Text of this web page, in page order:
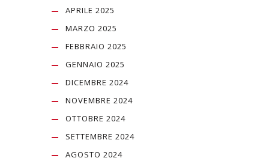
APRILE 2025
MARZO 2025
FEBBRAIO 2025
GENNAIO 2025
DICEMBRE 2024
NOVEMBRE 2024
OTTOBRE 2024
SETTEMBRE 2024
AGOSTO 2024